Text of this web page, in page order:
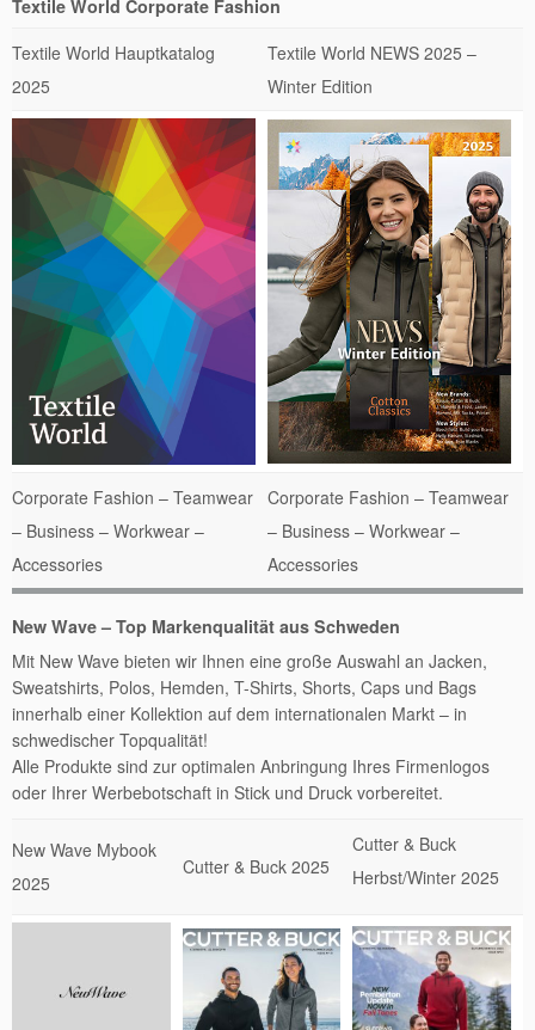
Textile World Corporate Fashion
Textile World Hauptkatalog
2025
Textile World NEWS 2025 –
Winter Edition
Corporate Fashion – Teamwear
– Business – Workwear –
Accessories
Corporate Fashion – Teamwear
– Business – Workwear –
Accessories
New Wave – Top Markenqualität aus Schweden
Mit New Wave bieten wir Ihnen eine große Auswahl an Jacken,
Sweatshirts, Polos, Hemden, T-Shirts, Shorts, Caps und Bags
innerhalb einer Kollektion auf dem internationalen Markt – in
schwedischer Topqualität!
Alle Produkte sind zur optimalen Anbringung Ihres Firmenlogos
oder Ihrer Werbebotschaft in Stick und Druck vorbereitet.
New Wave Mybook
2025
Cutter & Buck 2025
Cutter & Buck
Herbst/Winter 2025